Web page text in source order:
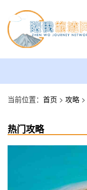
当前位置： 首页 > 攻略 >
热门攻略